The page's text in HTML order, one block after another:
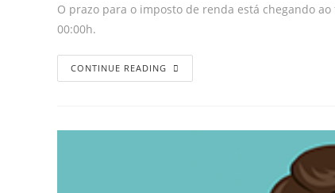
O prazo para o imposto de renda está chegando
00:00h.
CONTINUE READING